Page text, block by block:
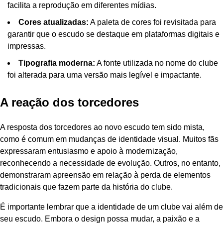
facilita a reprodução em diferentes mídias.
Cores atualizadas: A paleta de cores foi revisitada para
garantir que o escudo se destaque em plataformas digitais e
impressas.
Tipografia moderna: A fonte utilizada no nome do clube
foi alterada para uma versão mais legível e impactante.
A reação dos torcedores
A resposta dos torcedores ao novo escudo tem sido mista,
como é comum em mudanças de identidade visual. Muitos fãs
expressaram entusiasmo e apoio à modernização,
reconhecendo a necessidade de evolução. Outros, no entanto,
demonstraram apreensão em relação à perda de elementos
tradicionais que fazem parte da história do clube.
É importante lembrar que a identidade de um clube vai além de
seu escudo. Embora o design possa mudar, a paixão e a